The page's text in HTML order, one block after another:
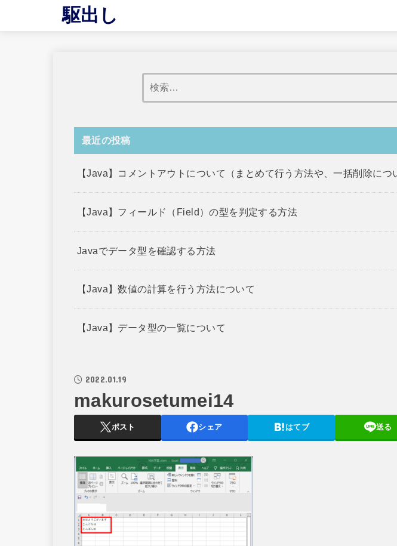
駆出し
索:
最近の投稿
【Java】コメントアウトについて（まとめて行う方法や、一括削除につ
【Java】フィールド（Field）の型を判定する方法
Javaでデータ型を確認する方法
【Java】数値の計算を行う方法について
【Java】データ型の一覧について
2022.01.19
makurosetumei14
ポスト シェア はてブ 送る